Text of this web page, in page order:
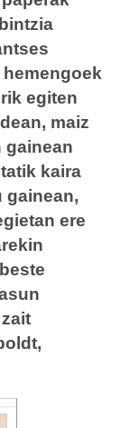
egiten
maiz
gainean
kaira
gainean,
ere